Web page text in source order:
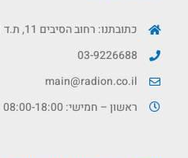
כתובתנו: רחוב הסיבים 11, ת.ד 7111 פתח תקווה, קרית מטלון
03-9226688
main@radion.co.il
ראשון – חמישי: 08:00-18:00